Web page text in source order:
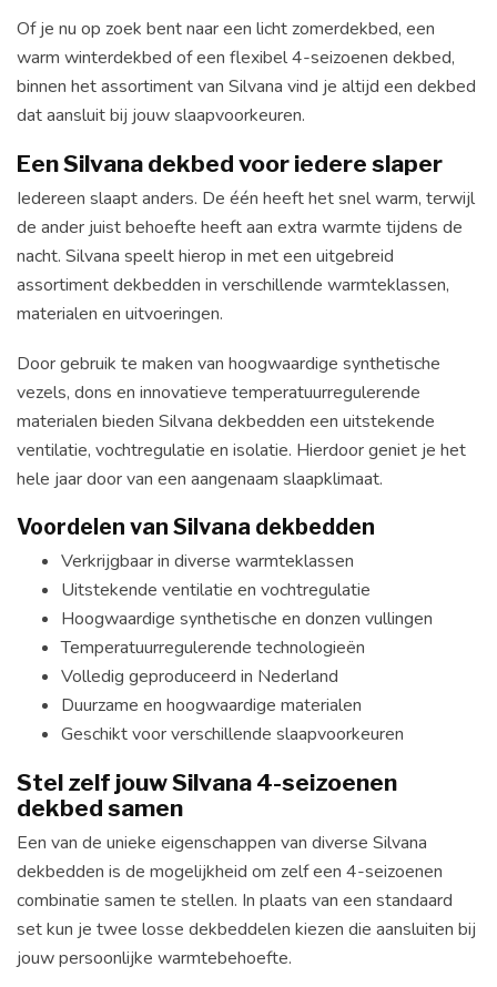
Of je nu op zoek bent naar een licht zomerdekbed, een
warm winterdekbed of een flexibel 4-seizoenen dekbed,
binnen het assortiment van Silvana vind je altijd een dekbed
dat aansluit bij jouw slaapvoorkeuren.
Een Silvana dekbed voor iedere slaper
Iedereen slaapt anders. De één heeft het snel warm, terwijl
de ander juist behoefte heeft aan extra warmte tijdens de
nacht. Silvana speelt hierop in met een uitgebreid
assortiment dekbedden in verschillende warmteklassen,
materialen en uitvoeringen.
Door gebruik te maken van hoogwaardige synthetische
vezels, dons en innovatieve temperatuurregulerende
materialen bieden Silvana dekbedden een uitstekende
ventilatie, vochtregulatie en isolatie. Hierdoor geniet je het
hele jaar door van een aangenaam slaapklimaat.
Voordelen van Silvana dekbedden
Verkrijgbaar in diverse warmteklassen
Uitstekende ventilatie en vochtregulatie
Hoogwaardige synthetische en donzen vullingen
Temperatuurregulerende technologieën
Volledig geproduceerd in Nederland
Duurzame en hoogwaardige materialen
Geschikt voor verschillende slaapvoorkeuren
Stel zelf jouw Silvana 4-seizoenen
dekbed samen
Een van de unieke eigenschappen van diverse Silvana
dekbedden is de mogelijkheid om zelf een 4-seizoenen
combinatie samen te stellen. In plaats van een standaard
set kun je twee losse dekbeddelen kiezen die aansluiten bij
jouw persoonlijke warmtebehoefte.